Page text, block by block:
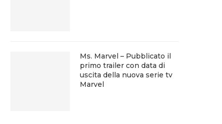
Ms. Marvel – Pubblicato il
primo trailer con data di
uscita della nuova serie tv
Marvel